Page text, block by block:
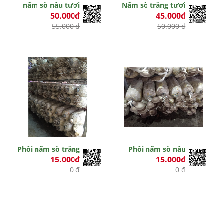
nấm sò nâu tươi
50.000đ
55.000 đ
Nấm sò trắng tươi
45.000đ
50.000 đ
Phôi nấm sò trắng
15.000đ
0 đ
Phôi nấm sò nâu
15.000đ
0 đ